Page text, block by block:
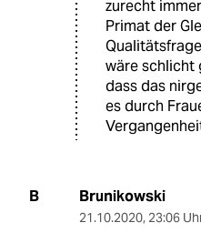
zurecht
Primat der
wäre schlicht
dass das
es durch
B Brunikowski
21.10.2020, 23:06